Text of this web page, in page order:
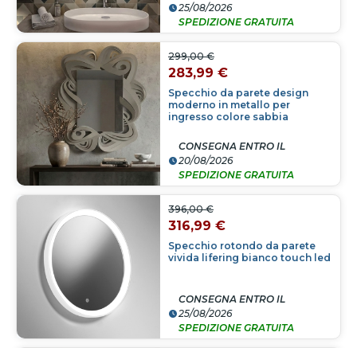
25/08/2026
SPEDIZIONE GRATUITA
Specchio da parete design
moderno in metallo per
ingresso colore sabbia
299,00 €
283,99 €
CONSEGNA ENTRO IL
20/08/2026
SPEDIZIONE GRATUITA
Specchio rotondo da parete
vivida lifering bianco touch led
396,00 €
316,99 €
CONSEGNA ENTRO IL
25/08/2026
SPEDIZIONE GRATUITA